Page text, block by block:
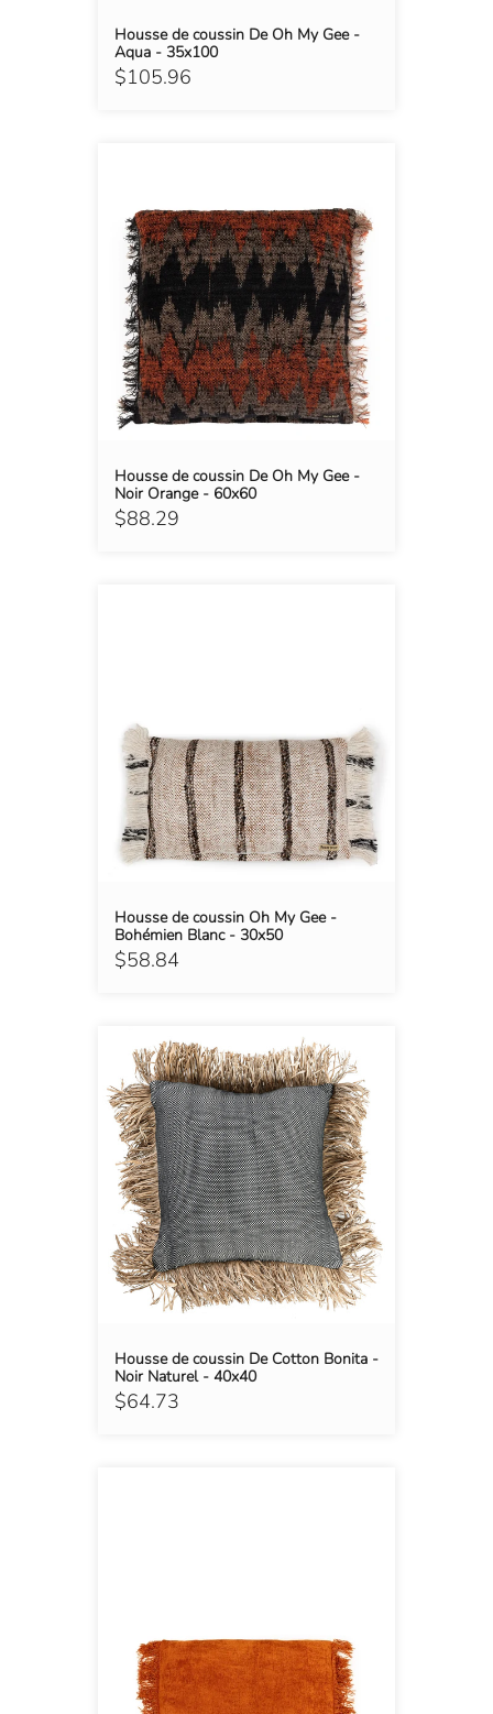
$105.96
Housse de coussin De Oh My Gee -
Aqua - 35x100
$88.29
Housse de coussin De Oh My Gee -
Noir Orange - 60x60
$58.84
Housse de coussin Oh My Gee -
Bohémien Blanc - 30x50
$64.73
Housse de coussin De Cotton Bonita -
Noir Naturel - 40x40